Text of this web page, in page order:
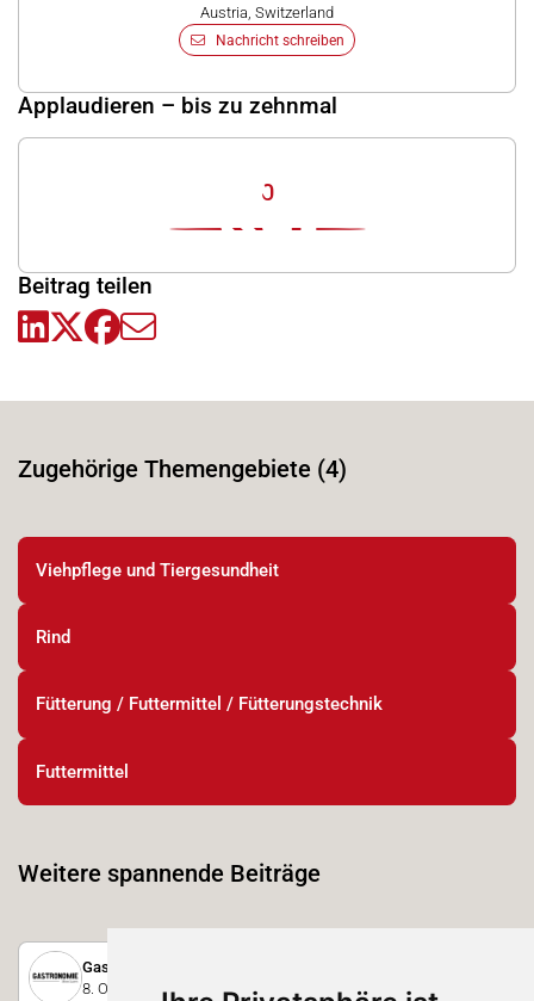
Austria, Switzerland
Nachricht schreiben
Applaudieren – bis zu zehnmal
0
Beitrag teilen
Zugehörige Themengebiete (4)
Viehpflege und Tiergesundheit
Rind
Fütterung / Futtermittel / Fütterungstechnik
Futtermittel
Weitere spannende Beiträge
Gastronomie der Messe Luzern
8. Oktober 2025